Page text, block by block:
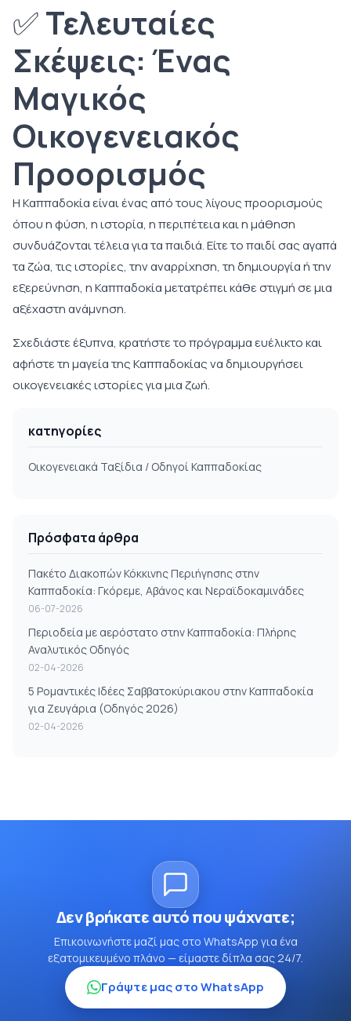
✅Τελευταίες
Σκέψεις: Ένας
Μαγικός
Οικογενειακός
Προορισμός
Η Καππαδοκία είναι ένας από τους λίγους προορισμούς
όπου η φύση, η ιστορία, η περιπέτεια και η μάθηση
συνδυάζονται τέλεια για τα παιδιά. Είτε το παιδί σας αγαπά
τα ζώα, τις ιστορίες, την αναρρίχηση, τη δημιουργία ή την
εξερεύνηση, η Καππαδοκία μετατρέπει κάθε στιγμή σε μια
αξέχαστη ανάμνηση.
Σχεδιάστε έξυπνα, κρατήστε το πρόγραμμα ευέλικτο και
αφήστε τη μαγεία της Καππαδοκίας να δημιουργήσει
οικογενειακές ιστορίες για μια ζωή.
κατηγορίες
Οικογενειακά Ταξίδια / Οδηγοί Καππαδοκίας
Πρόσφατα άρθρα
Πακέτο Διακοπών Κόκκινης Περιήγησης στην
Καππαδοκία: Γκόρεμε, Αβάνος και Νεραϊδοκαμινάδες
06-07-2026
Περιοδεία με αερόστατο στην Καππαδοκία: Πλήρης
Αναλυτικός Οδηγός
02-04-2026
5 Ρομαντικές Ιδέες Σαββατοκύριακου στην Καππαδοκία
για Ζευγάρια (Οδηγός 2026)
02-04-2026
Δεν βρήκατε αυτό που ψάχνατε;
Επικοινωνήστε μαζί μας στο WhatsApp για ένα
εξατομικευμένο πλάνο — είμαστε δίπλα σας 24/7.
Γράψτε μας στο WhatsApp